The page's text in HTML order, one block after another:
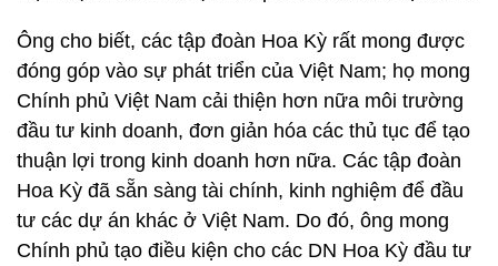
Ông cho biết, các tập đoàn Hoa Kỳ rất mong được
đóng góp vào sự phát triển của Việt Nam; họ mong
Chính phủ Việt Nam cải thiện hơn nữa môi trường
đầu tư kinh doanh, đơn giản hóa các thủ tục để tạo
thuận lợi trong kinh doanh hơn nữa. Các tập đoàn
Hoa Kỳ đã sẵn sàng tài chính, kinh nghiệm để đầu
tư các dự án khác ở Việt Nam. Do đó, ông mong
Chính phủ tạo điều kiện cho các DN Hoa Kỳ đầu tư